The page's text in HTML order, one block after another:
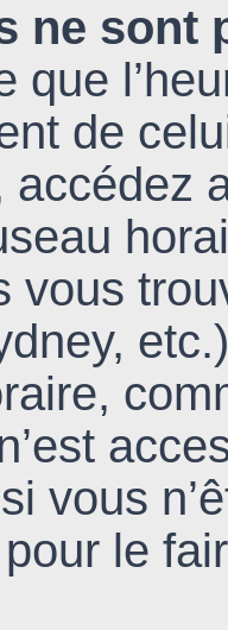
ne sont
que
de
accédez
vous
vous
le